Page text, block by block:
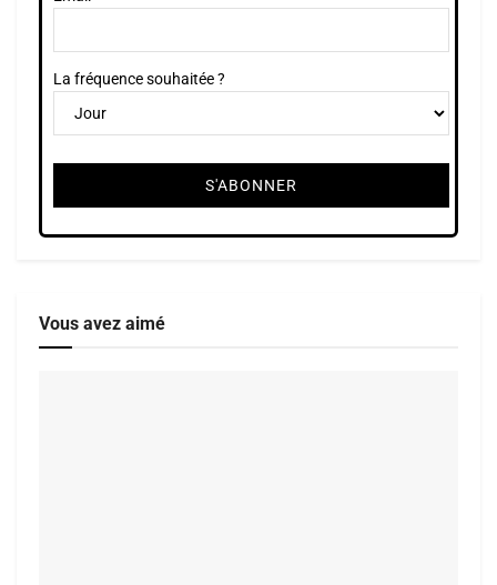
La fréquence souhaitée ?
Vous avez aimé